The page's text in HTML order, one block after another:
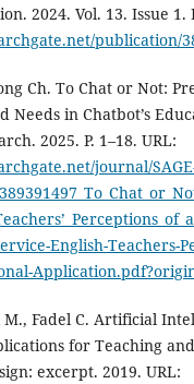
2024. Vol. 13. Issue 1.
publication/
Ch. To Chat or Not:
Needs in Chatbot’s
2025. P. 1–18. URL:
journal/
English-Teachers-
M., Fadel C. Artificial
for Teaching
excerpt. 2019. URL: